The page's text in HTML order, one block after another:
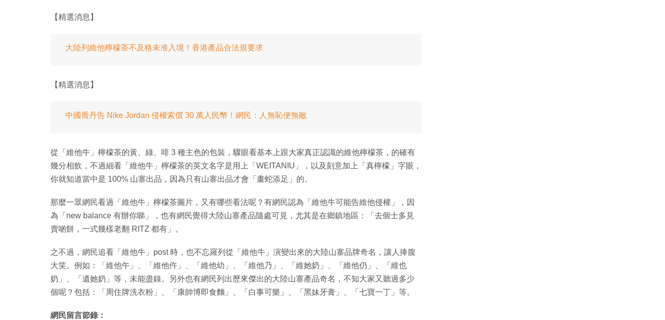
【精選消息】
大陸列維他檸檬茶不及格未准入境！香港產品合法規要求
【精選消息】
中國喬丹告 Nike Jordan 侵權索償 30 萬人民幣！網民：人無恥便無敵
從「維他牛」檸檬茶的黃、綠、啡 3 種主色的包裝，驟眼看基本上跟大家真正認識的維他檸檬茶，的確有
幾分相飲，不過細看「維他牛」檸檬茶的英文名字是用上「WEITANIU」，以及刻意加上「真檸檬」字眼，
你就知道當中是 100% 山寨出品，因為只有山寨出品才會「畫蛇添足」的。
那麼一眾網民看過「維他牛」檸檬茶圖片，又有哪些看法呢？有網民認為「維他牛可能告維他侵權」，因
為「new balance 有辦你睇」，也有網民覺得大陸山寨產品隨處可見，尤其是在鄉鎮地區：「去個士多見
賣啲餅，一式幾樣老翻 RITZ 都有」。
之不過，網民追看「維他牛」post 時，也不忘羅列從「維他牛」演變出來的大陸山寨品牌奇名，讓人捧腹
大笑。例如：「維他午」、「維他仵」、「維他幼」、「維他乃」、「維她奶」、「維他仍」、「維也
奶」、「遺她奶」等，未能盡錄。另外也有網民列出歷來傑出的大陸山寨產品奇名，不知大家又聽過多少
個呢？包括：「周住牌洗衣粉」、「康帥博即食麵」、「白事可樂」、「黑妹牙膏」、「七寶一丁」等。
網民留言節錄：